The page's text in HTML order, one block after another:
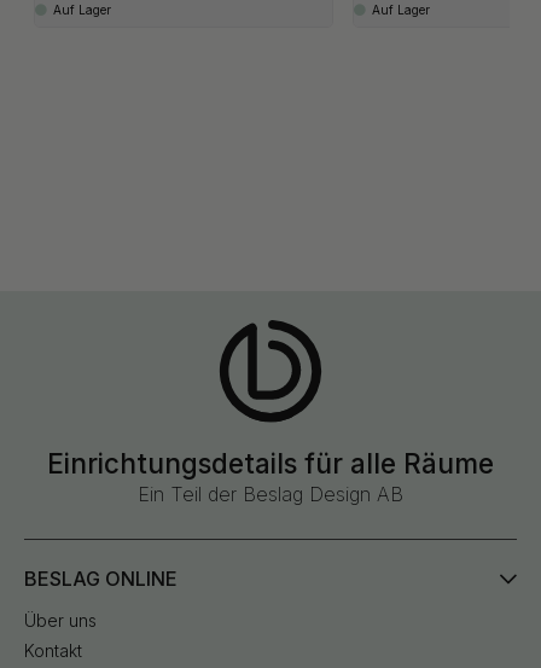
Auf Lager Auf Lager
Einrichtungsdetails für alle Räume
Ein Teil der Beslag Design AB
BESLAG ONLINE
Über uns
Kontakt